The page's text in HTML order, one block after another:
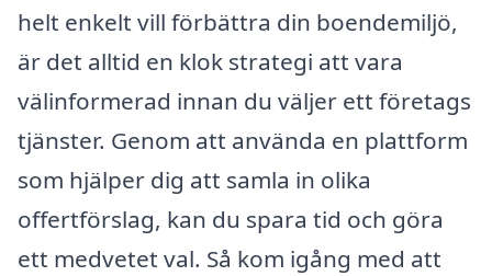
helt enkelt vill förbättra din boendemiljö,
är det alltid en klok strategi att vara
välinformerad innan du väljer ett företags
tjänster. Genom att använda en plattform
som hjälper dig att samla in olika
offertförslag, kan du spara tid och göra
ett medvetet val. Så kom igång med att